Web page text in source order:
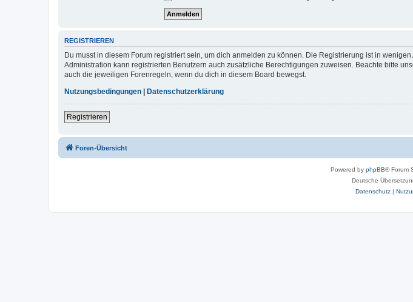
REGISTRIEREN
Du musst in diesem Forum registriert sein, um dich anmelden zu können. Die Registrierung ist in
Administration kann registrierten Benutzern auch zusätzliche Berechtigungen zuweisen. Beachte bitte
auch die jeweiligen Forenregeln, wenn du dich in diesem Board bewegst.
Nutzungsbedingungen | Datenschutzerklärung
Registrieren
Foren-Übersicht
Powered by phpBB® Forum
Deutsche
Datenschutz|